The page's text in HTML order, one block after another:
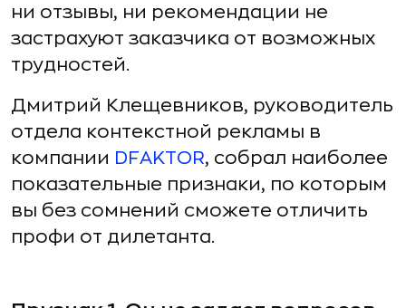
ни отзывы, ни рекомендации не
застрахуют заказчика от возможных
трудностей.
Дмитрий Клещевников, руководитель
отдела контекстной рекламы в
компании DFAKTOR, собрал наиболее
показательные признаки, по которым
вы без сомнений сможете отличить
профи от дилетанта.